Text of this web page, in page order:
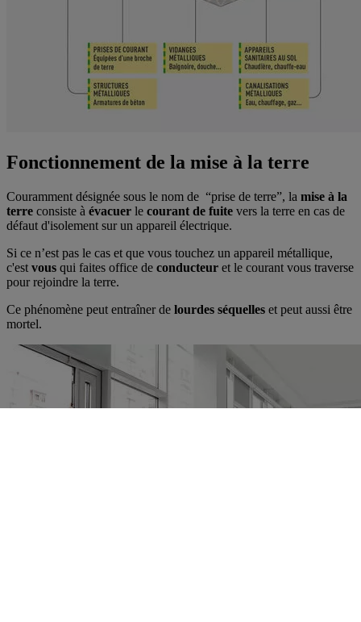
Fonctionnement de la mise à la terre
Couramment désignée sous le nom de “prise de terre”, la mise à la
terre consiste à évacuer le courant de fuite vers la terre en cas de
défaut d'isolement sur un appareil électrique.
Si ce n’est pas le cas et que vous touchez un appareil métallique,
c'est vous qui faites office de conducteur et le courant vous traverse
pour rejoindre la terre.
Ce phénomène peut entraîner de lourdes séquelles et peut aussi être
mortel.